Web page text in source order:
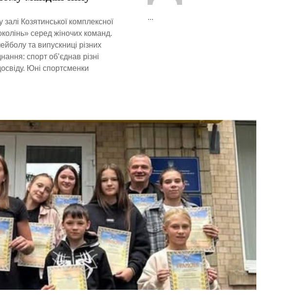
Козятинської комплексної
серед жіночих команд.
та випускниці різних
спорт об’єднав різні
Юні спортсменки
...